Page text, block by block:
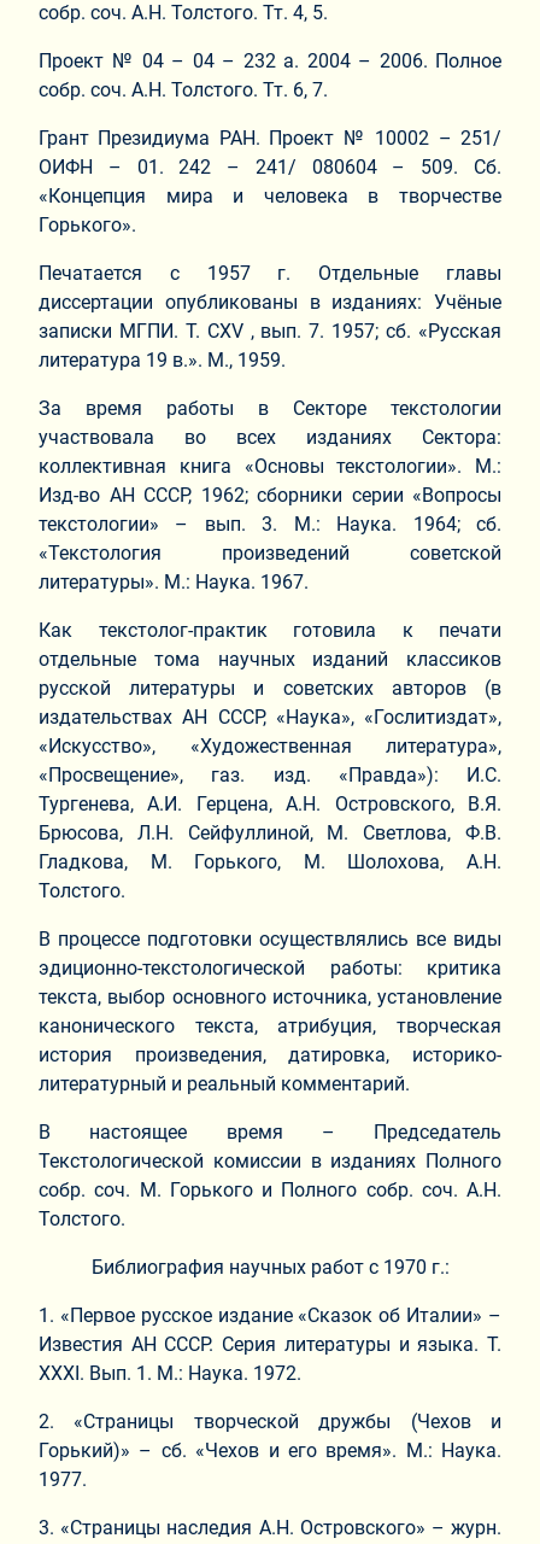
собр. соч. А.Н. Толстого. Тт. 4, 5.
Проект № 04 – 04 – 232 а. 2004 – 2006. Полное
собр. соч. А.Н. Толстого. Тт. 6, 7.
Грант Президиума РАН. Проект № 10002 – 251/
ОИФН – 01. 242 – 241/ 080604 – 509. Сб.
«Концепция мира и человека в творчестве
Горького».
Печатается с 1957 г. Отдельные главы
диссертации опубликованы в изданиях: Учёные
записки МГПИ. Т. СХV , вып. 7. 1957; сб. «Русская
литература 19 в.». М., 1959.
За время работы в Секторе текстологии
участвовала во всех изданиях Сектора:
коллективная книга «Основы текстологии». М.:
Изд-во АН СССР, 1962; сборники серии «Вопросы
текстологии» – вып. 3. М.: Наука. 1964; сб.
«Текстология произведений советской
литературы». М.: Наука. 1967.
Как текстолог-практик готовила к печати
отдельные тома научных изданий классиков
русской литературы и советских авторов (в
издательствах АН СССР, «Наука», «Гослитиздат»,
«Искусство», «Художественная литература»,
«Просвещение», газ. изд. «Правда»): И.С.
Тургенева, А.И. Герцена, А.Н. Островского, В.Я.
Брюсова, Л.Н. Сейфуллиной, М. Светлова, Ф.В.
Гладкова, М. Горького, М. Шолохова, А.Н.
Толстого.
В процессе подготовки осуществлялись все виды
эдиционно-текстологической работы: критика
текста, выбор основного источника, установление
канонического текста, атрибуция, творческая
история произведения, датировка, историко-
литературный и реальный комментарий.
В настоящее время – Председатель
Текстологической комиссии в изданиях Полного
собр. соч. М. Горького и Полного собр. соч. А.Н.
Толстого.
Библиография научных работ с 1970 г.:
1. «Первое русское издание «Сказок об Италии» –
Известия АН СССР. Серия литературы и языка. Т.
ХХХI. Вып. 1. М.: Наука. 1972.
2. «Страницы творческой дружбы (Чехов и
Горький)» – сб. «Чехов и его время». М.: Наука.
1977.
3. «Страницы наследия А.Н. Островского» – журн.